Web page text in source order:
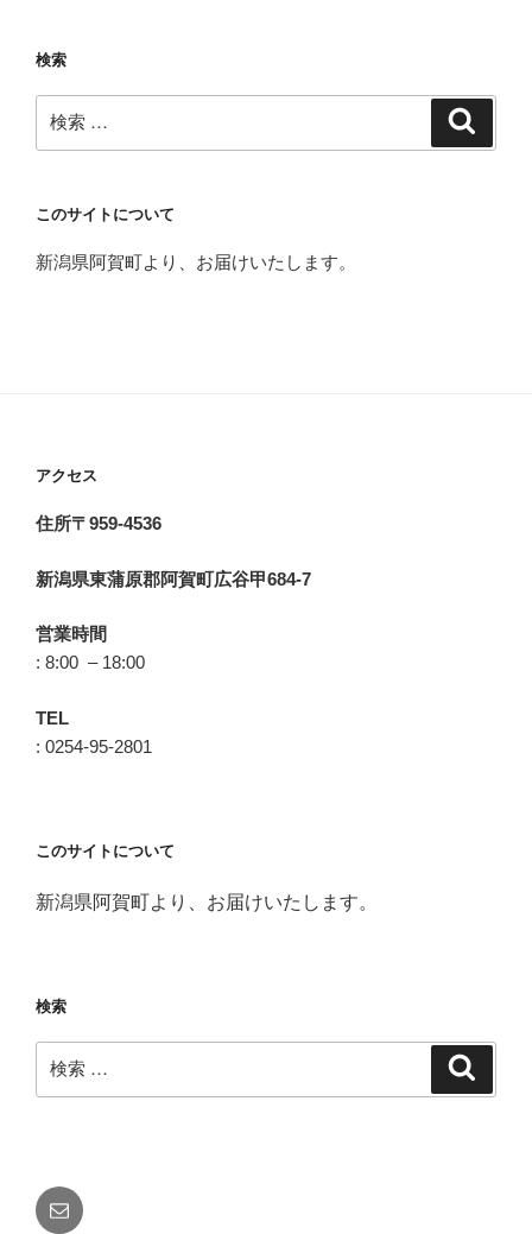
検索
検
索:
このサイトについて
新潟県阿賀町より、お届けいたします。
アクセス
住所〒959-4536
新潟県東蒲原郡阿賀町広谷甲684-7
営業時間
: 8:00 – 18:00
TEL
: 0254-95-2801
このサイトについて
新潟県阿賀町より、お届けいたします。
検索
検
索:
メ